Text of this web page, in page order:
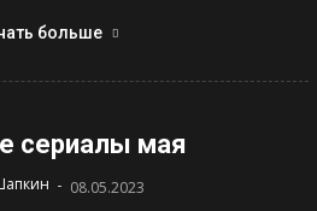
больше
сериалы мая
- 08.05.2023